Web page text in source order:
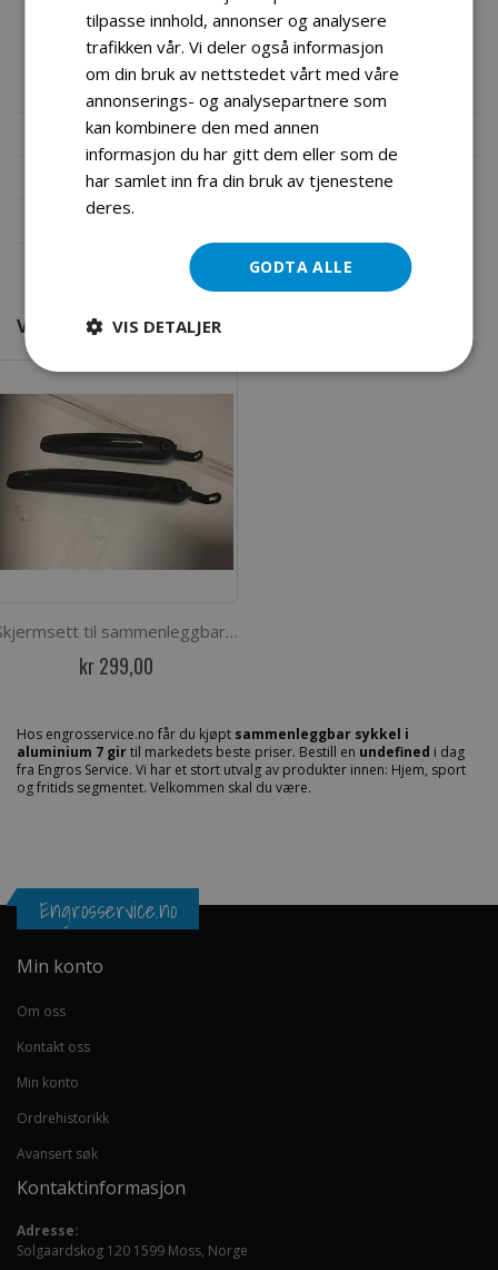
Pedaler: PVC, sammenleggbare Vekt: Brutto/netto 16,8/14,7
kg Mål på eske:124*19,5*54cm 5 års garanti på ramme
Mål montert:124*19,5*54 Mål foldet: 86*34*62
Mer informasjon
Produktomtaler
Fil vedlegg
VI FANT ANDRE PRODUKTER DU KANSKJE VIL LIKE!
Skjermsett til sammenleggbar sykkel
kr 299,00
Hos engrosservice.no får du kjøpt sammenleggbar sykkel i
aluminium 7 girtil markedets beste priser. Bestill en undefined i dag
fra Engros Service. Vi har et stort utvalg av produkter innen: Hjem, sport
og fritids segmentet. Velkommen skal du være.
Engrosservice.no
Min konto
Om oss
Kontakt oss
Min konto
Ordrehistorikk
Avansert søk
Kontaktinformasjon
Adresse:
Solgaardskog 120 1599 Moss, Norge
tilpasse innhold, annonser og analysere
trafikken vår. Vi deler også informasjon
om din bruk av nettstedet vårt med våre
annonserings- og analysepartnere som
kan kombinere den med annen
informasjon du har gitt dem eller som de
har samlet inn fra din bruk av tjenestene
deres.
GODTA ALLE
VIS DETALJER